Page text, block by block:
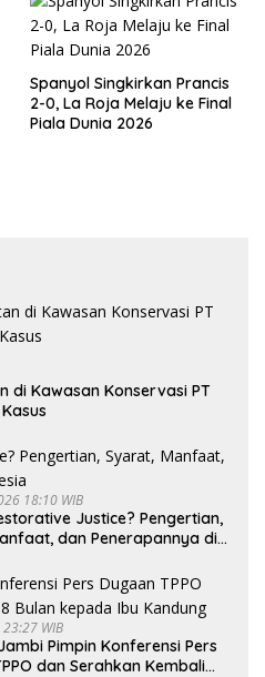
Spanyol Singkirkan Prancis
2-0, La Roja Melaju ke Final
Piala Dunia 2026
di Kawasan Konservasi PT
18:10 WIB
Justice? Pengertian,
dan Penerapannya di
WIB
Pimpin Konferensi Pers
dan Serahkan Kembali